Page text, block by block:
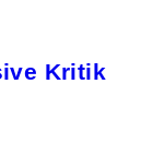
Kritik